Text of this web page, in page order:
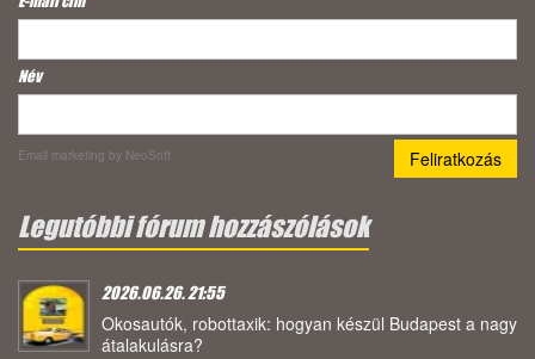
Név
Email marketing by NeoSoft
Legutóbbi fórum hozzászólások
2026.06.26. 21:55
Okosautók, robottaxik: hogyan készül Budapest a nagy
átalakulásra?